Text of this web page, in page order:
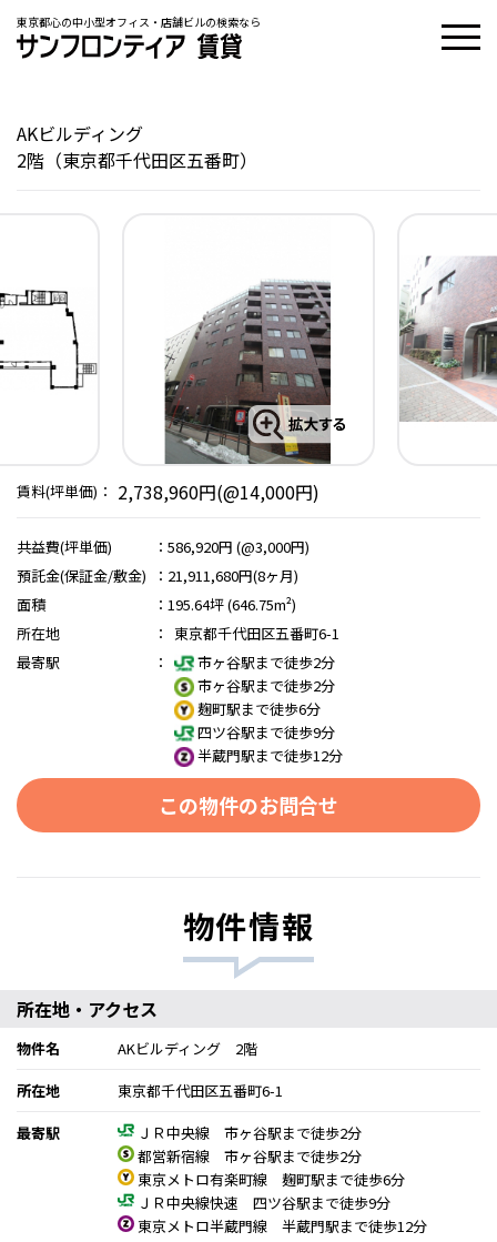
東京都心の中小型オフィス・店舗ビルの検索なら
AKビルディング
2階（東京都千代田区五番町）
賃料(坪単価)： 2,738,960円(@14,000円)
共益費(坪単価) ： 586,920円 (@3,000円)
預託金(保証金/敷金)
： 21,911,680円(8ヶ月)
面積
： 195.64坪 (646.75m²)
所在地
：
東京都千代田区五番町6-1
最寄駅
：
市ヶ谷駅まで徒歩2分
市ヶ谷駅まで徒歩2分
麹町駅まで徒歩6分
四ツ谷駅まで徒歩9分
半蔵門駅まで徒歩12分
この物件のお問合せ
物件情報
所在地・アクセス
物件名
AKビルディング 2階
所在地
東京都千代田区五番町6-1
最寄駅
ＪＲ中央線 市ヶ谷駅まで徒歩2分
都営新宿線 市ヶ谷駅まで徒歩2分
東京メトロ有楽町線 麹町駅まで徒歩6分
ＪＲ中央線快速 四ツ谷駅まで徒歩9分
東京メトロ半蔵門線 半蔵門駅まで徒歩12分